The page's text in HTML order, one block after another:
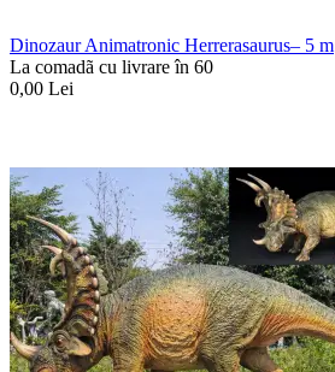
Dinozaur Animatronic Herrerasaurus– 5 m
La comadã cu livrare în 60
0,00 Lei